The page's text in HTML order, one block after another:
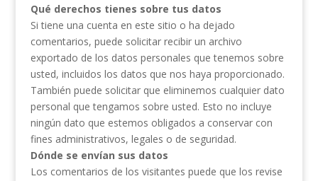
Qué derechos tienes sobre tus datos
Si tiene una cuenta en este sitio o ha dejado
comentarios, puede solicitar recibir un archivo
exportado de los datos personales que tenemos sobre
usted, incluidos los datos que nos haya proporcionado.
También puede solicitar que eliminemos cualquier dato
personal que tengamos sobre usted. Esto no incluye
ningún dato que estemos obligados a conservar con
fines administrativos, legales o de seguridad.
Dónde se envían sus datos
Los comentarios de los visitantes puede que los revise